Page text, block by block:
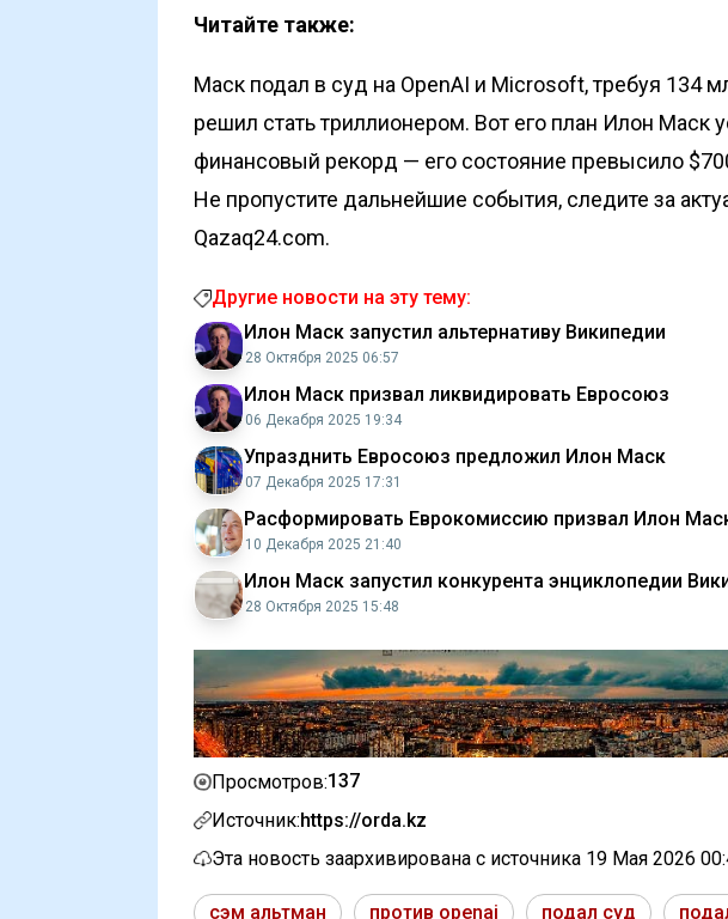
Читайте также:
Маск подал в суд на OpenAI и Microsoft, требуя 134
решил стать триллионером. Вот его план Илон Маск
финансовый рекорд — его состояние превысило
Не пропустите дальнейшие события, следите за
Qazaq24.com.
Другие новости на эту тему:
Илон Маск запустил альтернативу Википедии
28 Октября 2025 06:57
Илон Маск призвал ликвидировать Евросоюз
06 Декабря 2025 19:34
Упразднить Евросоюз предложил Илон Маск
07 Декабря 2025 17:31
Расформировать Еврокомиссию призвал Илон
10 Декабря 2025 21:40
Илон Маск запустил конкурента энциклопедии
28 Октября 2025 15:48
Просмотров:137
Источник:https://orda.kz
Эта новость заархивирована с источника 19 Мая 2026
сэм альтман против openai подал суд